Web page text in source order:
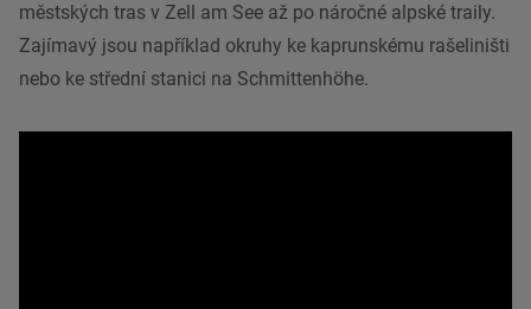
městských tras v Zell am See až po náročné alpské traily.
Zajímavý jsou například okruhy ke kaprunskému rašeliništi
nebo ke střední stanici na Schmittenhöhe.